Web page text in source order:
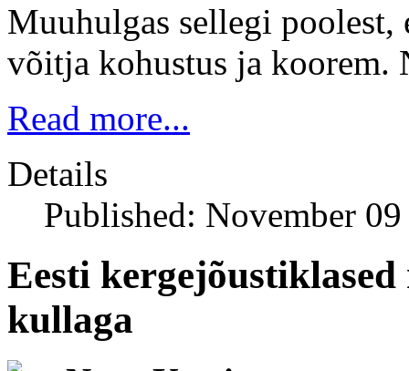
Muuhulgas sellegi poolest,
võitja kohustus ja koorem.
Read more...
Details
Published: November
Eesti
kullaga